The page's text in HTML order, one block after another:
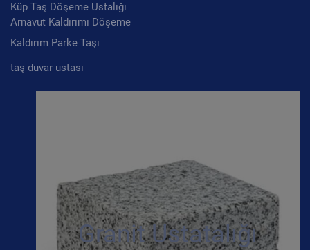
Küp Taş Döşeme Ustalığı
Arnavut Kaldırımı Döşeme
Kaldırım Parke Taşı
taş duvar ustası
Granit Ustatalığı